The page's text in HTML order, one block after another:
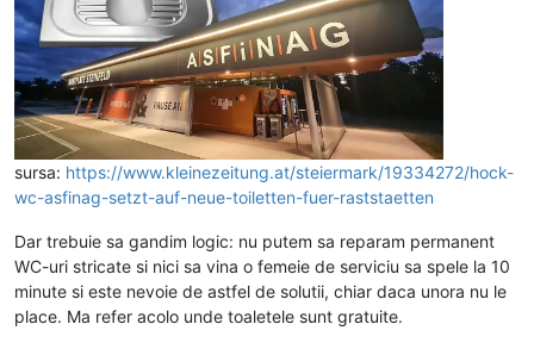
sursa: https://www.kleinezeitung.at/steiermark/19334272/hock-
wc-asfinag-setzt-auf-neue-toiletten-fuer-raststaetten
Dar trebuie sa gandim logic: nu putem sa reparam permanent
WC-uri stricate si nici sa vina o femeie de serviciu sa spele la 10
minute si este nevoie de astfel de solutii, chiar daca unora nu le
place. Ma refer acolo unde toaletele sunt gratuite.